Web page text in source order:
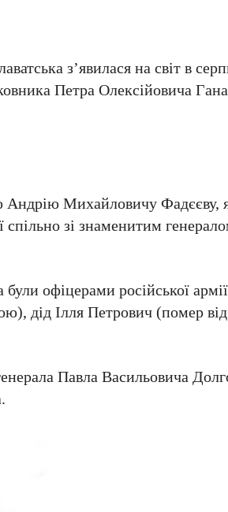
з’явилася на світ в
Петра Олексійовича
Андрію Михайловичу
спільно зі знаменитим
офіцерами російської
дід Ілля Петрович (помер
Павла Васильовича